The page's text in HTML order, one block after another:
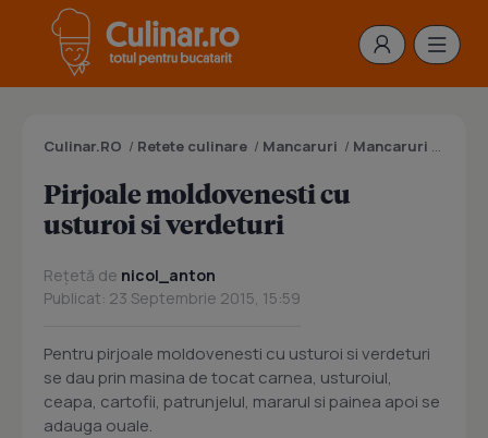
Culinar.RO / Retete culinare / Mancaruri / Mancaruri cu carne
Pirjoale moldovenesti cu
usturoi si verdeturi
Rețetă de nicol_anton
Publicat: 23 Septembrie 2015, 15:59
Pentru pirjoale moldovenesti cu usturoi si verdeturi
se dau prin masina de tocat carnea, usturoiul,
ceapa, cartofii, patrunjelul, mararul si painea apoi se
adauga ouale.